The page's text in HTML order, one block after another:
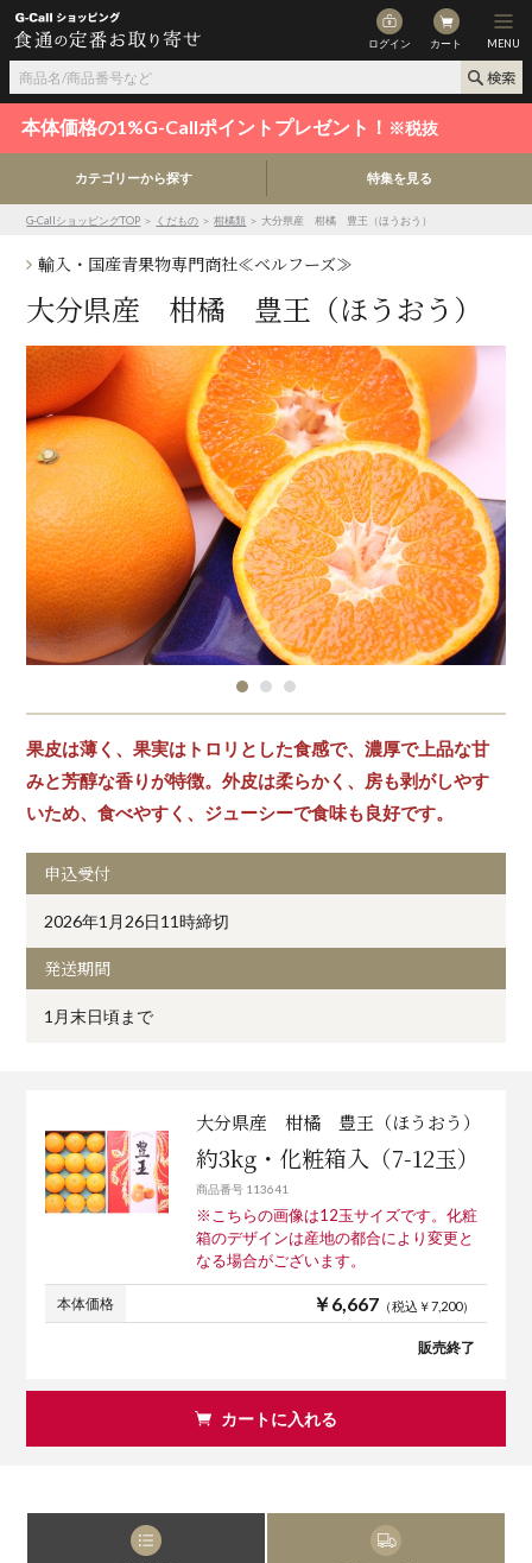
ログイン カート MENU
本体価格の1%G-Callポイントプレゼント！ ※税抜
カテゴリーから探す 特集を見る
G-CallショッピングTOP ＞ くだもの ＞柑橘類 ＞ 大分県産 柑橘 豊王（ほうおう）
輸入・国産青果物専門商社≪ベルフーズ≫
大分県産 柑橘 豊王（ほうおう）
果皮は薄く、果実はトロリとした食感で、濃厚で上品な甘
みと芳醇な香りが特徴。外皮は柔らかく、房も剥がしやす
いため、食べやすく、ジューシーで食味も良好です。
申込受付
2026年1月26日11時締切
発送期間
1月末日頃まで
大分県産 柑橘 豊王（ほうおう）
約3kg・化粧箱入（7-12玉）
商品番号 113641
※こちらの画像は12玉サイズです。化粧
箱のデザインは産地の都合により変更と
なる場合がございます。
本体価格 ￥6,667（税込￥7,200）
販売終了
カートに入れる